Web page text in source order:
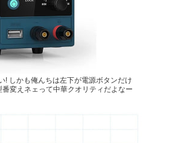
! しかも俺んちは左下が電源ボタンだけ
変えネェって中華クオリティだよなー